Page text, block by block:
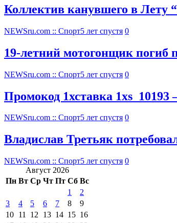
Коллектив канувшего в Лету
NEWSru.com :: Спорт5 лет спустя 0
19-летний мотогонщик погиб
NEWSru.com :: Спорт5 лет спустя 0
Промокод 1хставка 1xs_10193
NEWSru.com :: Спорт5 лет спустя 0
Владислав Третьяк
NEWSru.com :: Спорт5 лет спустя 0
Август 2026
Пн Вт Ср Чт Пт Сб Вс
1
2
3
4 5 6 7 8
9
10 11 12 13 14 15 16